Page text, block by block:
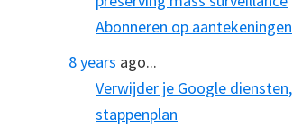
Abonneren op aantekeningen
8 years ago...
Verwijder je Google
stappenplan